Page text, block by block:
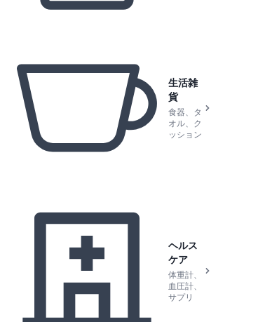
生活雑
貨
食器、タ
オル、ク
ッション
ヘルス
ケア
体重計、
血圧計、
サプリ